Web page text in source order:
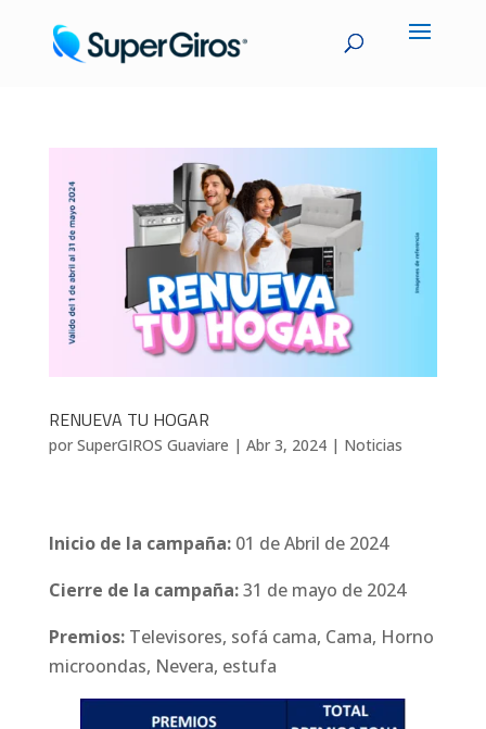
RENUEVA TU HOGAR
por SuperGIROS Guaviare | Abr 3, 2024| Noticias
Inicio de la campaña:01 de Abril de 2024
Cierre de la campaña:31 de mayo de 2024
Premios:Televisores, sofá cama, Cama, Horno
microondas, Nevera, estufa